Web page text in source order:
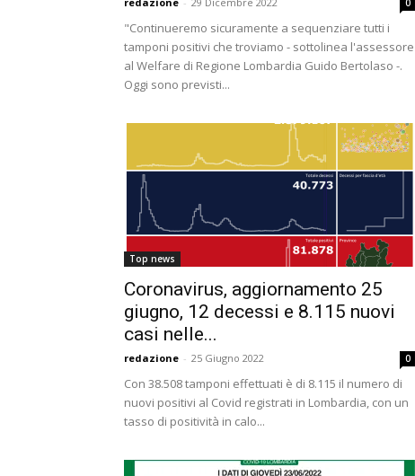
0
"Continueremo sicuramente a sequenziare tutti i
tamponi positivi che troviamo - sottolinea l'assessore
al Welfare di Regione Lombardia Guido Bertolaso -.
Oggi sono previsti...
Top news
Coronavirus, aggiornamento 25
giugno, 12 decessi e 8.115 nuovi
casi nelle...
redazione - 25 Giugno 2022 0
Con 38.508 tamponi effettuati è di 8.115 il numero di
nuovi positivi al Covid registrati in Lombardia, con un
tasso di positività in calo...